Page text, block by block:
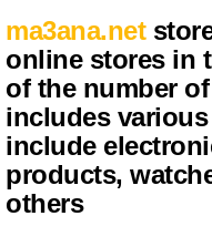
ma3ana.net
online stores in
of the number
includes
include
products,
others